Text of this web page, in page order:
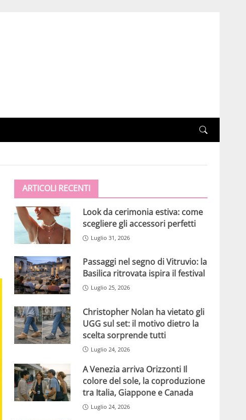
ARTICOLI RECENTI
Look da cerimonia estiva: come
scegliere gli accessori perfetti
Luglio 31, 2026
Passaggi nel segno di Vitruvio: la
Basilica ritrovata ispira il festival
Luglio 25, 2026
Christopher Nolan ha vietato gli
UGG sul set: il motivo dietro la
scelta sorprende tutti
Luglio 24, 2026
A Venezia arriva Orizzonti Il
colore del sole, la coproduzione
tra Italia, Giappone e Canada
Luglio 24, 2026